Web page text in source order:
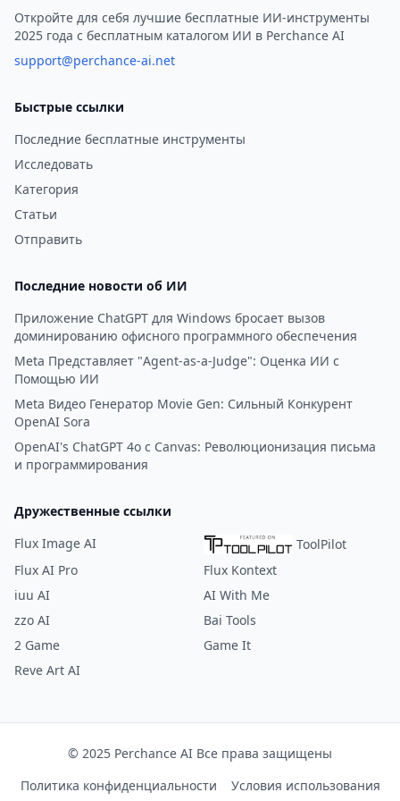
инструмент использует
передовые технологии ИИ для
преобразования изображений
представления ню,
способ изучения манипуляций
с изображениями. Благодаря
удобному интерфейсу и
приоритету
пользователей Undresser.AI
бесшовный опыт для
пользователей, чтобы
создавать потрясающие ню-
фотографии за считанные
секунды.
Откройте для себя лучшие бесплатные ИИ-инструменты
2025 года с бесплатным каталогом ИИ в Perchance AI
support@perchance-ai.net
Быстрые ссылки
Последние бесплатные инструменты
Исследовать
Категория
Статьи
Отправить
Последние новости об ИИ
Приложение ChatGPT для Windows бросает вызов
доминированию офисного программного обеспечения
Meta Представляет "Agent-as-a-Judge": Оценка ИИ с
Помощью ИИ
Meta Видео Генератор Movie Gen: Сильный Конкурент
OpenAI Sora
OpenAI's ChatGPT 4o с Canvas: Революционизация письма
и программирования
Дружественные ссылки
Flux Image AI
ToolPilot
Flux AI Pro
Flux Kontext
iuu AI
AI With Me
zzo AI
Bai Tools
2 Game
Game It
Reve Art AI
© 2025 Perchance AI Все права защищены
Политика конфиденциальности
Условия использования